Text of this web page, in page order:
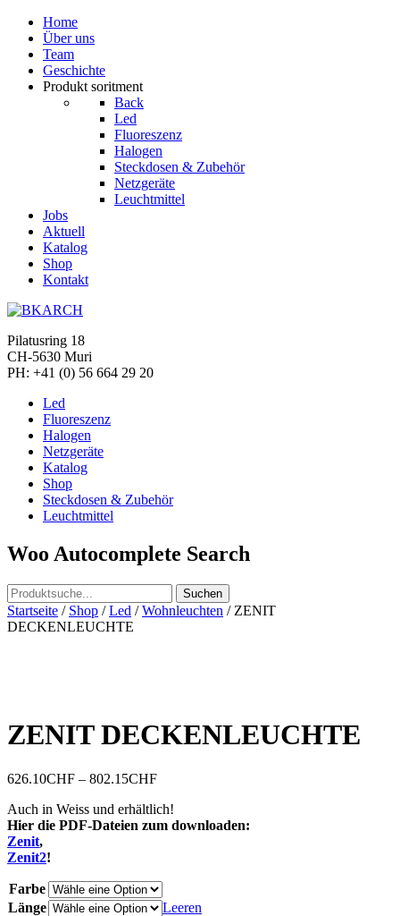
Home
Über uns
Team
Geschichte
Produkt soritment
Back
Led
Fluoreszenz
Halogen
Steckdosen & Zubehör
Netzgeräte
Leuchtmittel
Jobs
Aktuell
Katalog
Shop
Kontakt
Pilatusring 18
CH-5630 Muri
PH: +41 (0) 56 664 29 20
Led
Fluoreszenz
Halogen
Netzgeräte
Katalog
Shop
Steckdosen & Zubehör
Leuchtmittel
Woo Autocomplete Search
Startseite / Shop /Led /Wohnleuchten / ZENIT
DECKENLEUCHTE
ZENIT DECKENLEUCHTE
626.10CHF – 802.15CHF
Auch in Weiss und erhältlich!
Hier die PDF-Dateien zum downloaden:
Zenit,
Zenit2!
Farbe
Länge
Leeren